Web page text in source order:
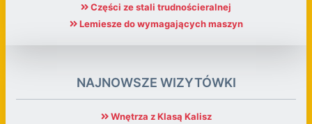
Części ze stali trudnościeralnej
Lemiesze do wymagających maszyn
NAJNOWSZE WIZYTÓWKI
Wnętrza z Klasą Kalisz